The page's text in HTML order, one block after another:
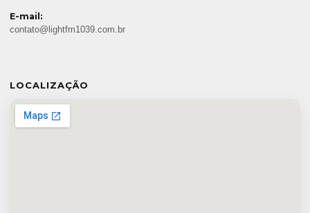
E-mail:
contato@lightfm1039.com.br
LOCALIZAÇÃO